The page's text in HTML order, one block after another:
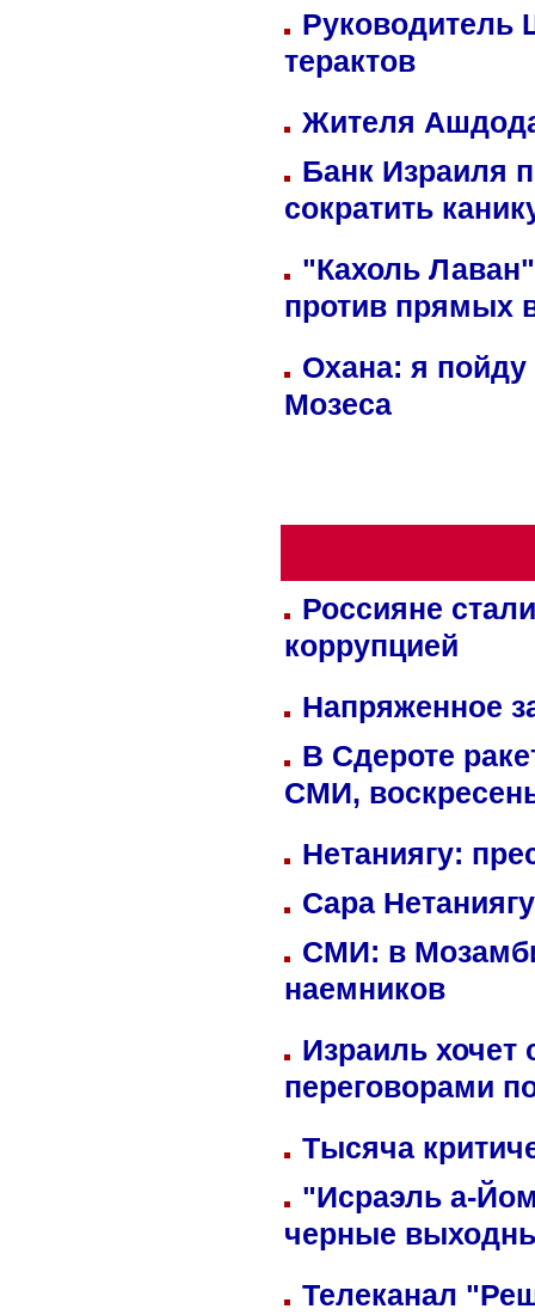
Руководитель
терактов
Жителя
Банк Израиля
сократить
"Кахоль
против прямых
Охана: я пойду
Мозеса
Россияне
коррупцией
Напряженное
В Сдероте
СМИ,
Нетаниягу:
Сара
СМИ: в
наемников
Израиль хочет
переговорами
Тысяча
"Исраэль а-
черные
Телеканал